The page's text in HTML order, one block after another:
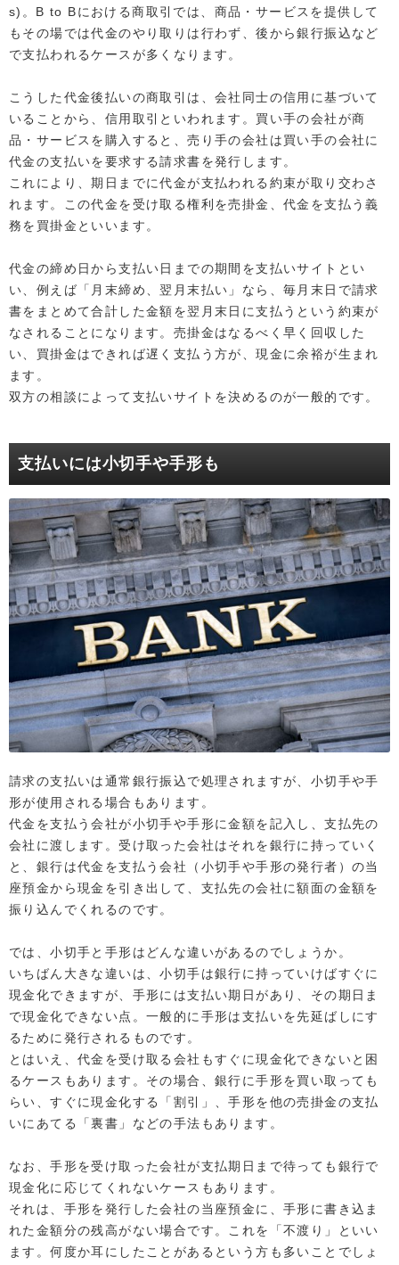
s)。B to Bにおける商取引では、商品・サービスを提供して
もその場では代金のやり取りは行わず、後から銀行振込など
で支払われるケースが多くなります。
こうした代金後払いの商取引は、会社同士の信用に基づいて
いることから、信用取引といわれます。買い手の会社が商
品・サービスを購入すると、売り手の会社は買い手の会社に
代金の支払いを要求する請求書を発行します。
これにより、期日までに代金が支払われる約束が取り交わさ
れます。この代金を受け取る権利を売掛金、代金を支払う義
務を買掛金といいます。
代金の締め日から支払い日までの期間を支払いサイトとい
い、例えば「月末締め、翌月末払い」なら、毎月末日で請求
書をまとめて合計した金額を翌月末日に支払うという約束が
なされることになります。売掛金はなるべく早く回収した
い、買掛金はできれば遅く支払う方が、現金に余裕が生まれ
ます。
双方の相談によって支払いサイトを決めるのが一般的です。
支払いには小切手や手形も
請求の支払いは通常銀行振込で処理されますが、小切手や手
形が使用される場合もあります。
代金を支払う会社が小切手や手形に金額を記入し、支払先の
会社に渡します。受け取った会社はそれを銀行に持っていく
と、銀行は代金を支払う会社（小切手や手形の発行者）の当
座預金から現金を引き出して、支払先の会社に額面の金額を
振り込んでくれるのです。
では、小切手と手形はどんな違いがあるのでしょうか。
いちばん大きな違いは、小切手は銀行に持っていけばすぐに
現金化できますが、手形には支払い期日があり、その期日ま
で現金化できない点。一般的に手形は支払いを先延ばしにす
るために発行されるものです。
とはいえ、代金を受け取る会社もすぐに現金化できないと困
るケースもあります。その場合、銀行に手形を買い取っても
らい、すぐに現金化する「割引」、手形を他の売掛金の支払
いにあてる「裏書」などの手法もあります。
なお、手形を受け取った会社が支払期日まで待っても銀行で
現金化に応じてくれないケースもあります。
それは、手形を発行した会社の当座預金に、手形に書き込ま
れた金額分の残高がない場合です。これを「不渡り」といい
ます。何度か耳にしたことがあるという方も多いことでしょ